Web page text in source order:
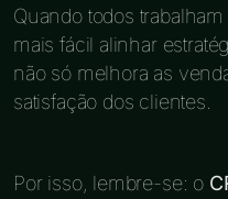
Quando todos
mais fácil alinhar
não só melhora as
satisfação dos clientes.
Por isso, lembre-se: o